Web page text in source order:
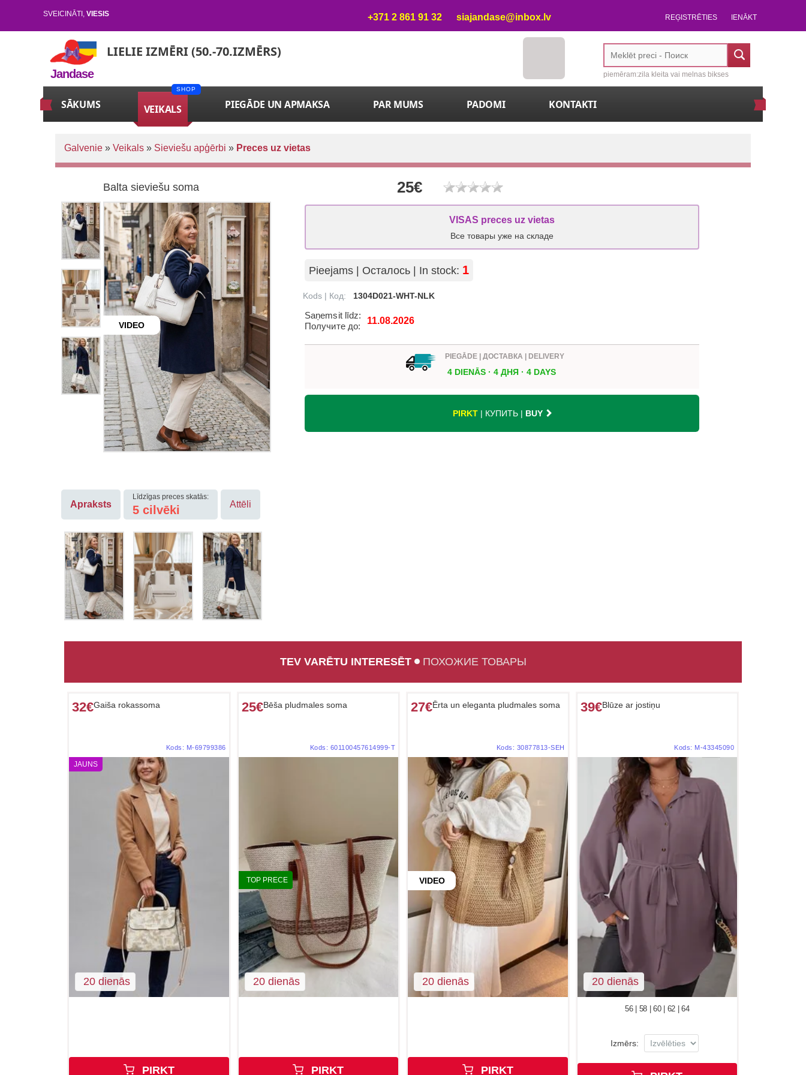
SVEICINĀTI , VIESIS +371 2 861 91 32 siajandase@inbox.lv REĢISTRĒTIES IENĀKT
Jandase
LIELIE IZMĒRI (50.-70.IZMĒRS)
piemēram:zila kleita vai melnas bikses
SĀKUMS VEIKALS PIEGĀDE UN APMAKSA PAR MUMS PADOMI KONTAKTI
Galvenie » Veikals » Sieviešu apģērbi » Preces uz vietas
Balta sieviešu soma 25€
VIDEO
VISAS preces uz vietas
Все товары уже на складе
Pieejams | Осталось | In stock: 1
Kods | Код: 1304D021-WHT-NLK
Saņemsit līdz:
Получите до:
11.08.2026
PIEGĀDE | ДОСТАВКА | DELIVERY
4 DIENĀS · 4 ДНЯ · 4 DAYS
PIRKT | КУПИТЬ | BUY
Apraksts
Līdzīgas preces skatās:
5 cilvēki Attēli
TEV VARĒTU INTERESĒT ПОХОЖИЕ ТОВАРЫ
32€Gaiša rokassoma
Kods: M-69799386
JAUNS
20 dienās
PIRKT
25€Bēša pludmales soma
Kods: 601100457614999-T
TOP PRECE
20 dienās
PIRKT
27€Ērta un eleganta pludmales soma
Kods: 30877813-SEH
VIDEO
20 dienās
PIRKT
39€Blūze ar jostiņu
Kods: M-43345090
20 dienās
56 | 58 | 60 | 62 | 64
Izmērs: